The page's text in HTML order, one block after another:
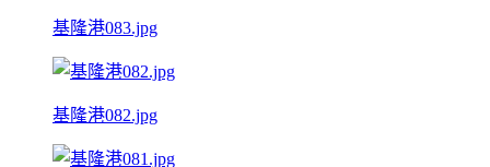
基隆港083.jpg
基隆港082.jpg